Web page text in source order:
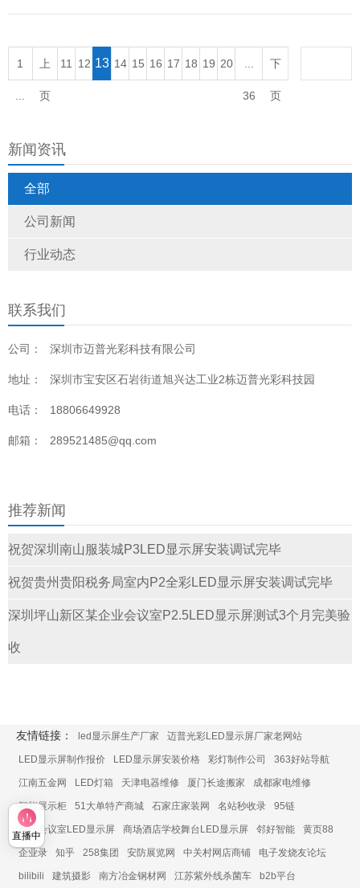
新闻资讯
全部
公司新闻
行业动态
联系我们
公司： 深圳市迈普光彩科技有限公司
地址： 深圳市宝安区石岩街道旭兴达工业2栋迈普光彩科技园
电话： 18806649928
邮箱： 289521485@qq.com
推荐新闻
祝贺深圳南山服装城P3LED显示屏安装调试完毕
祝贺贵州贵阳税务局室内P2全彩LED显示屏安装调试完毕
深圳坪山新区某企业会议室P2.5LED显示屏测试3个月完美验
收
LED显示屏节能的几个小妙招，希望能采纳。 1、选
材少，更环保。 2、迈普光彩的超薄系列产品，39m
m极薄机身，厚度较常规小间距产品减少40%，寓屏
于墙，屏墙合一。 3、设计亮度调节装置 不同天气情
种外界亮度环境下都能为观众呈现好的显示效果。
知、会喘气、有温度”的新型智慧城市。 随着新一代
管理生产和生活的状态。此外，通过在供电系统、供
水系统、交通系统、建筑和油气管道等生产生活系统
互联网连接，实现人类社会与物理信息系统的一体
化。从这个建设过程来看，很明显，当前智慧城市的
1 上
页
11 12 13 14 15 16 17 18 19 20
36
下
页
友情链接： led显示屏生产厂家 迈普光彩LED显示屏厂家老网站
LED显示屏制作报价 LED显示屏安装价格 彩灯制作公司 363好站导航
江南五金网 LED灯箱 天津电器维修 厦门长途搬家 成都家电维修
智能展示柜 51大单特产商城 石家庄家装网 名站秒收录 95链
展厅会议室LED显示屏 商场酒店学校舞台LED显示屏 邻好智能 黄页88
企业录 知乎 258集团 安防展览网 中关村网店商铺 电子发烧友论坛
bilibili 建筑摄影 南方冶金钢材网 江苏紫外线杀菌车 b2b平台
直播中